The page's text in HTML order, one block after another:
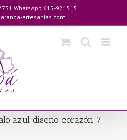
WhatsApp 615-921515 |
artesanias.com
azul diseño corazón 7